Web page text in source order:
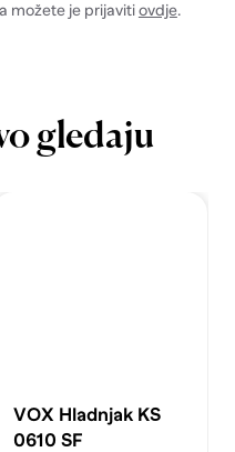
možete je prijavitiovdje.
gledaju
VOX Hladnjak KS
0610 SF